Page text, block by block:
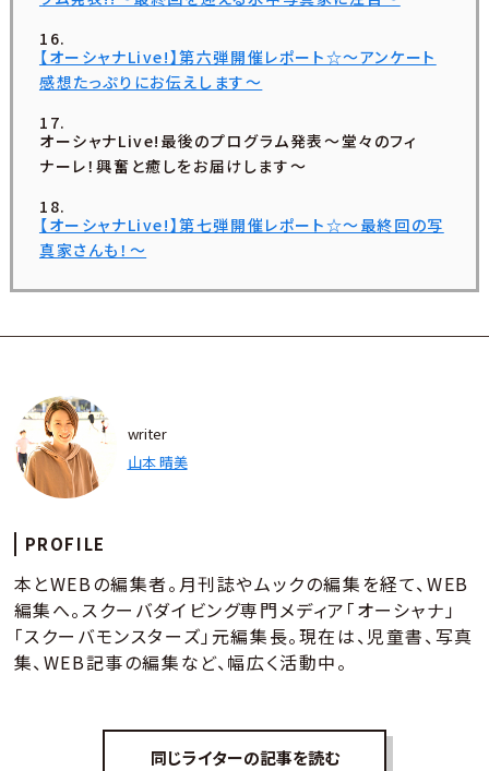
【オーシャナLive!】第六弾開催レポート☆〜アンケート
感想たっぷりにお伝えします〜
オーシャナLive!最後のプログラム発表〜堂々のフィ
ナーレ！興奮と癒しをお届けします〜
【オーシャナLive!】第七弾開催レポート☆〜最終回の写
真家さんも！〜
writer
山本 晴美
PROFILE
本とWEBの編集者。月刊誌やムックの編集を経て、WEB
編集へ。スクーバダイビング専門メディア「オーシャナ」
「スクーバモンスターズ」元編集長。現在は、児童書、写真
集、WEB記事の編集など、幅広く活動中。
同じライターの記事を読む